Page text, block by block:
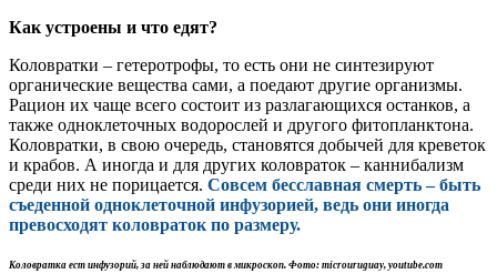
Как устроены и что едят?
Коловратки – гетеротрофы, то есть они не синтезируют
органические вещества сами, а поедают другие организмы.
Рацион их чаще всего состоит из разлагающихся останков, а
также одноклеточных водорослей и другого фитопланктона.
Коловратки, в свою очередь, становятся добычей для креветок
и крабов. А иногда и для других коловраток – каннибализм
среди них не порицается. Совсем бесславная смерть – быть
съеденной одноклеточной инфузорией, ведь они иногда
превосходят коловраток по размеру.
Коловратка ест инфузорий, за ней наблюдают в микроскоп. Фото: microuruguay, youtube.com